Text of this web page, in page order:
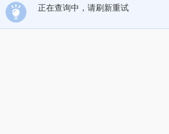
正在查询中，请刷新重试